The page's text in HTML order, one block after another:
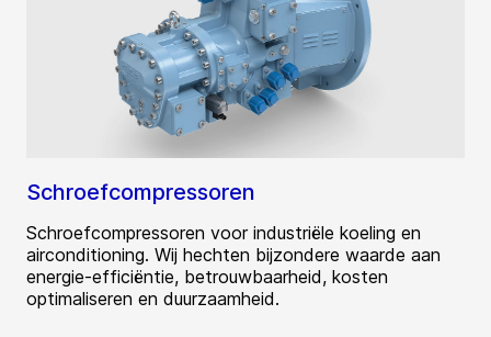
Schroefcompressoren
Schroefcompressoren voor industriële koeling en
airconditioning. Wij hechten bijzondere waarde aan
energie-efficiëntie, betrouwbaarheid, kosten
optimaliseren en duurzaamheid.